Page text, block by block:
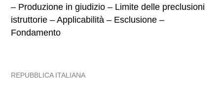
– Produzione in giudizio – Limite delle preclusioni
istruttorie – Applicabilità – Esclusione –
Fondamento
REPUBBLICA ITALIANA